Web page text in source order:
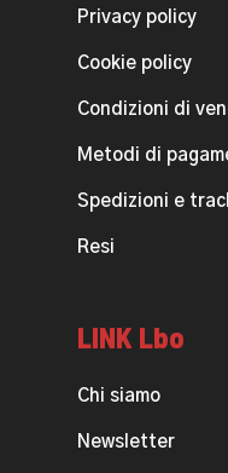
Privacy policy
Cookie policy
Condizioni di
Metodi di
Spedizioni e
Resi
LINK Lbo
Chi siamo
Newsletter